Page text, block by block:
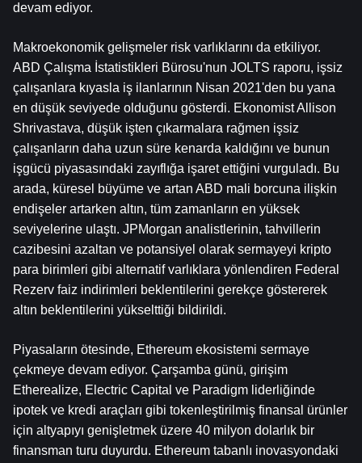
devam ediyor.
Makroekonomik gelişmeler risk varlıklarını da etkiliyor.
ABD Çalışma İstatistikleri Bürosu'nun JOLTS raporu, işsiz
çalışanlara kıyasla iş ilanlarının Nisan 2021'den bu yana
en düşük seviyede olduğunu gösterdi. Ekonomist Allison
Shrivastava, düşük işten çıkarmalara rağmen işsiz
çalışanların daha uzun süre kenarda kaldığını ve bunun
işgücü piyasasındaki zayıflığa işaret ettiğini vurguladı. Bu
arada, küresel büyüme ve artan ABD mali borcuna ilişkin
endişeler artarken altın, tüm zamanların en yüksek
seviyelerine ulaştı. JPMorgan analistlerinin, tahvillerin
cazibesini azaltan ve potansiyel olarak sermayeyi kripto
para birimleri gibi alternatif varlıklara yönlendiren Federal
Rezerv faiz indirimleri beklentilerini gerekçe göstererek
altın beklentilerini yükselttiği bildirildi.
Piyasaların ötesinde, Ethereum ekosistemi sermaye
çekmeye devam ediyor. Çarşamba günü, girişim
Etherealize, Electric Capital ve Paradigm liderliğinde
ipotek ve kredi araçları gibi tokenleştirilmiş finansal ürünler
için altyapıyı genişletmek üzere 40 milyon dolarlık bir
finansman turu duyurdu. Ethereum tabanlı inovasyondaki